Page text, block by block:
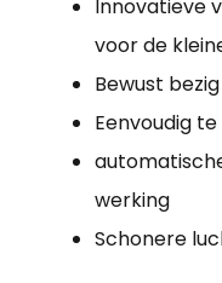
Innovatieve
voor de
Bewust
Eenvoudig
werking
Schonere